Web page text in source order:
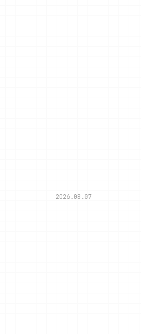
2026.08.07